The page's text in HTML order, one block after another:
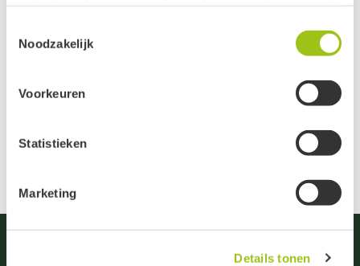
Clerk
Je kunt jouw toestemming ten alle tijden intrekken via de
Noodzakelijk
Voorkeuren
Statistieken
Marketing
Details tonen